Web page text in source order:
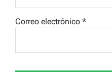
Correo electrónico *